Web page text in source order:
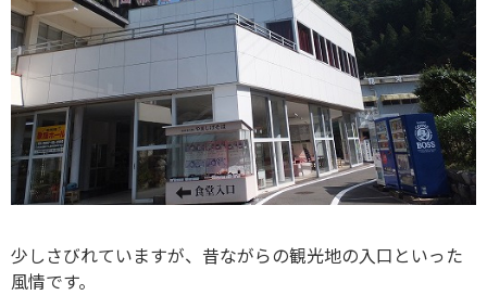
少しさびれていますが、昔ながらの観光地の入口といった
風情です。